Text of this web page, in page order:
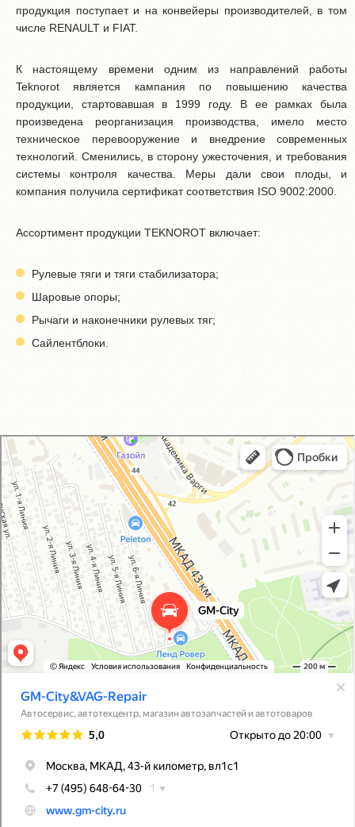
продукция поступает и на конвейеры производителей, в том
числе RENAULT и FIAT.
К настоящему времени одним из направлений работы
Teknorot является кампания по повышению качества
продукции, стартовавшая в 1999 году. В ее рамках была
произведена реорганизация производства, имело место
техническое перевооружение и внедрение современных
технологий. Сменились, в сторону ужесточения, и требования
системы контроля качества. Меры дали свои плоды, и
компания получила сертификат соответствия ISO 9002:2000.
Ассортимент продукции TEKNOROT включает:
Рулевые тяги и тяги стабилизатора;
Шаровые опоры;
Рычаги и наконечники рулевых тяг;
Сайлентблоки.
GM-City&VAG-Repair
Автосервис, автотехцентр в Москве
Магазин автозапчастей и автотоваров в Москве